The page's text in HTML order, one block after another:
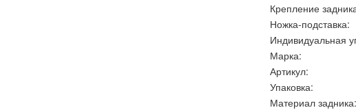
Крепление
Ножка-подставка:
Индивидуальная
Марка:
Артикул:
Упаковка:
Материал задника: